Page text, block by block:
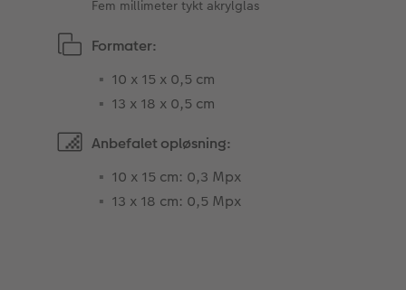
Fem millimeter tykt akrylglas
Formater:
10 x 15 x 0,5 cm
13 x 18 x 0,5 cm
Anbefalet opløsning:
10 x 15 cm: 0,3 Mpx
13 x 18 cm: 0,5 Mpx